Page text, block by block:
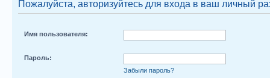
Пожалуйста, авторизуйтесь для входа в ваш личный
Имя пользователя:
Пароль:
Забыли пароль?